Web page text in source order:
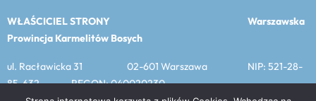
WŁAŚCICIEL STRONY Warszawska
Prowincja Karmelitów Bosych
ul. Racławicka 31 02-601 Warszawa NIP: 521-28-
85-632 REGON: 040020230